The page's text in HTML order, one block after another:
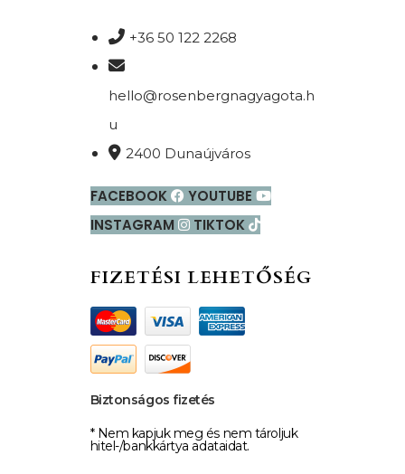
+36 50 122 2268
hello@rosenbergnagyagota.h
u
2400 Dunaújváros
FACEBOOK
YOUTUBE
INSTAGRAM
TIKTOK
FIZETÉSI LEHETŐSÉG
Biztonságos fizetés
* Nem kapjuk meg és nem tároljuk
hitel-/bankkártya adataidat.